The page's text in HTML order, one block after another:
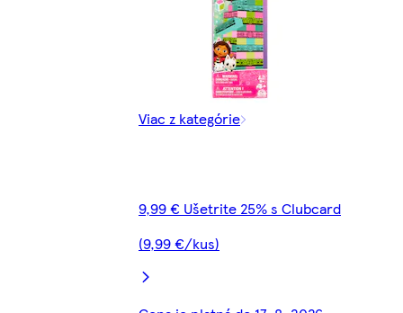
Viac z kategórie
9,99 € Ušetrite 25% s Clubcard
(9,99 €/kus)